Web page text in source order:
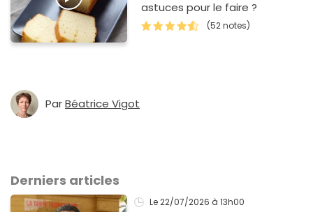
astuces pour le faire ?
(52 notes)
ParBéatrice Vigot
Derniers articles
Le 22/07/2026 à 13h00